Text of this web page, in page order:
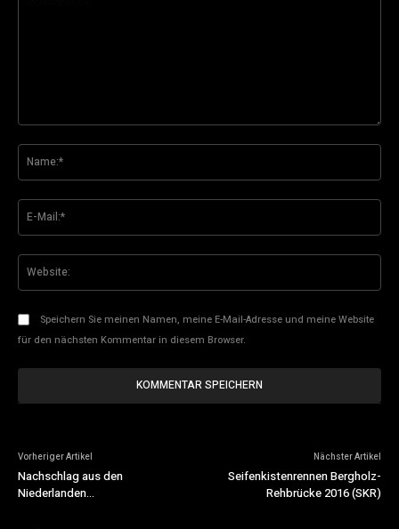
Speichern Sie meinen Namen, meine E-Mail-Adresse und meine Website
für den nächsten Kommentar in diesem Browser.
Vorheriger Artikel
Nachschlag aus den
Niederlanden…
Nächster Artikel
Seifenkistenrennen Bergholz-
Rehbrücke 2016 (SKR)